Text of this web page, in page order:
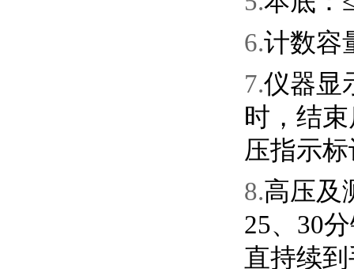
6.计数容
7.仪器显
时，结
压指示
8.高压及
25、 30
直持续